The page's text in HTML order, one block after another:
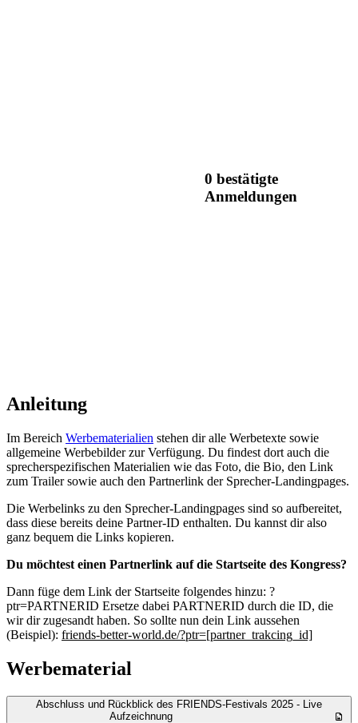
0 bestätigte
Anmeldungen
Anleitung
Im Bereich Werbematerialien stehen dir alle Werbetexte sowie
allgemeine Werbebilder zur Verfügung. Du findest dort auch die
sprecherspezifischen Materialien wie das Foto, die Bio, den Link
zum Trailer sowie auch den Partnerlink der Sprecher-Landingpages.
Die Werbelinks zu den Sprecher-Landingpages sind so aufbereitet,
dass diese bereits deine Partner-ID enthalten. Du kannst dir also
ganz bequem die Links kopieren.
Du möchtest einen Partnerlink auf die Startseite des Kongress?
Dann füge dem Link der Startseite folgendes hinzu: ?
ptr=PARTNERID Ersetze dabei PARTNERID durch die ID, die
wir dir zugesandt haben. So sollte nun dein Link aussehen
(Beispiel): friends-better-world.de/?ptr=[partner_trakcing_id]
Werbematerial
Abschluss und Rückblick des FRIENDS-Festivals 2025 - Live
Aufzeichnung